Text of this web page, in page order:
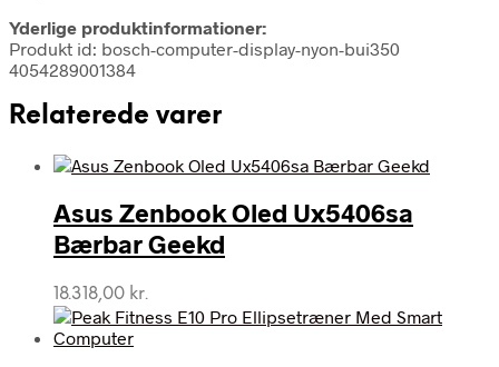
Yderlige produktinformationer:
Produkt id: bosch-computer-display-nyon-bui350
4054289001384
Relaterede varer
Asus Zenbook Oled Ux5406sa
Bærbar Geekd
18.318,00 kr.